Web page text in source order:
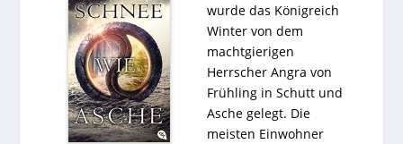
wurde das Königreich
Winter von dem
machtgierigen
Herrscher Angra von
Frühling in Schutt und
Asche gelegt. Die
meisten Einwohner